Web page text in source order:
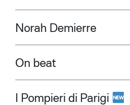
Norah Demierre
On beat
I Pompieri di Parigi